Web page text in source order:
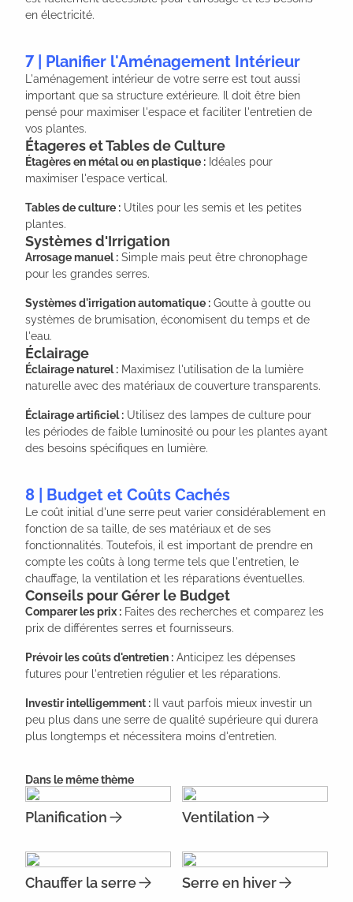
en électricité.
7 | Planifier l'Aménagement Intérieur
L'aménagement intérieur de votre serre est tout aussi
important que sa structure extérieure. Il doit être bien
pensé pour maximiser l'espace et faciliter l'entretien de
vos plantes.
Étageres et Tables de Culture
Étagères en métal ou en plastique : Idéales pour
maximiser l'espace vertical.
Tables de culture : Utiles pour les semis et les petites
plantes.
Systèmes d'Irrigation
Arrosage manuel : Simple mais peut être chronophage
pour les grandes serres.
Systèmes d'irrigation automatique : Goutte à goutte ou
systèmes de brumisation, économisent du temps et de
l'eau.
Éclairage
Éclairage naturel : Maximisez l'utilisation de la lumière
naturelle avec des matériaux de couverture transparents.
Éclairage artificiel : Utilisez des lampes de culture pour
les périodes de faible luminosité ou pour les plantes ayant
des besoins spécifiques en lumière.
8 | Budget et Coûts Cachés
Le coût initial d'une serre peut varier considérablement en
fonction de sa taille, de ses matériaux et de ses
fonctionnalités. Toutefois, il est important de prendre en
compte les coûts à long terme tels que l'entretien, le
chauffage, la ventilation et les réparations éventuelles.
Conseils pour Gérer le Budget
Comparer les prix : Faites des recherches et comparez les
prix de différentes serres et fournisseurs.
Prévoir les coûts d'entretien : Anticipez les dépenses
futures pour l'entretien régulier et les réparations.
Investir intelligemment : Il vaut parfois mieux investir un
peu plus dans une serre de qualité supérieure qui durera
plus longtemps et nécessitera moins d'entretien.
Dans le même thème
Planification Ventilation
Chauffer la serre Serre en hiver